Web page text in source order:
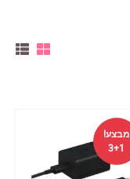
מבצע!
3+1